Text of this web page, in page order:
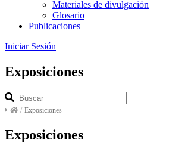
Materiales de divulgación
Glosario
Publicaciones
Iniciar Sesión
Exposiciones
/ Exposiciones
Exposiciones